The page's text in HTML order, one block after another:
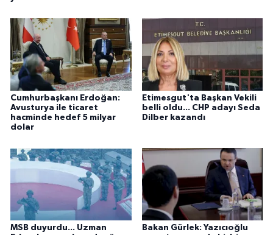
Cumhurbaşkanı Erdoğan:
Avusturya ile ticaret
hacminde hedef 5 milyar
dolar
Etimesgut'ta Başkan Vekili
belli oldu... CHP adayı Seda
Dilber kazandı
MSB duyurdu... Uzman
Bakan Gürlek: Yazıcıoğlu